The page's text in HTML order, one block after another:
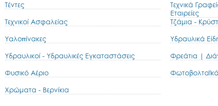
Τέντες
Τεχνικά
Εταιρείες
Τεχνικοί Ασφαλείας
Τζάμια -
Υαλοπίνακες Υδραυλικά
Υδραυλικοί - Υδραυλικές Eγκαταστάσεις Φρεάτια |
Φυσικό Αέριο
Χρώματα - Βερνίκια